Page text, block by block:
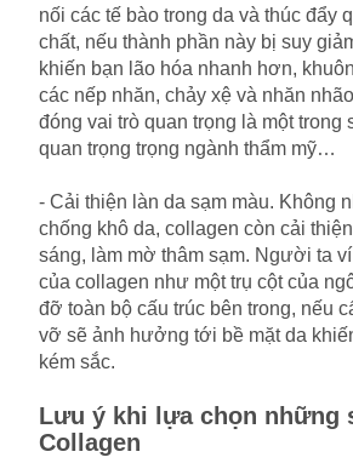
nối các tế bào trong da và thúc đẩy
chất, nếu thành phần này bị suy
khiến bạn lão hóa nhanh hơn,
các nếp nhăn, chảy xệ và nhăn
đóng vai trò quan trọng là một trong
quan trọng trọng ngành thẩm mỹ…
- Cải thiện làn da sạm màu. Không
chống khô da, collagen còn cải
sáng, làm mờ thâm sạm. Người ta
của collagen như một trụ cột của
đỡ toàn bộ cấu trúc bên trong, nếu
vỡ sẽ ảnh hưởng tới bề mặt da
kém sắc.
Lưu ý khi lựa chọn những
Collagen